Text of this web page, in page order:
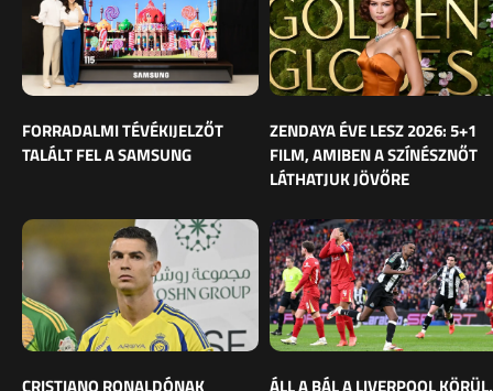
FORRADALMI TÉVÉKIJELZŐT
TALÁLT FEL A SAMSUNG
ZENDAYA ÉVE LESZ 2026: 5+1
FILM, AMIBEN A SZÍNÉSZNŐT
LÁTHATJUK JÖVŐRE